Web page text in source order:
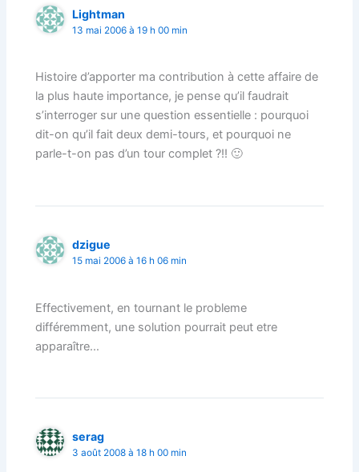
Lightman
13 mai 2006 à 19 h 00 min
Histoire d’apporter ma contribution à cette affaire de
la plus haute importance, je pense qu’il faudrait
s’interroger sur une question essentielle : pourquoi
dit-on qu’il fait deux demi-tours, et pourquoi ne
parle-t-on pas d’un tour complet ?!! 🙂
dzigue
15 mai 2006 à 16 h 06 min
Effectivement, en tournant le probleme
différemment, une solution pourrait peut etre
apparaître…
serag
3 août 2008 à 18 h 00 min